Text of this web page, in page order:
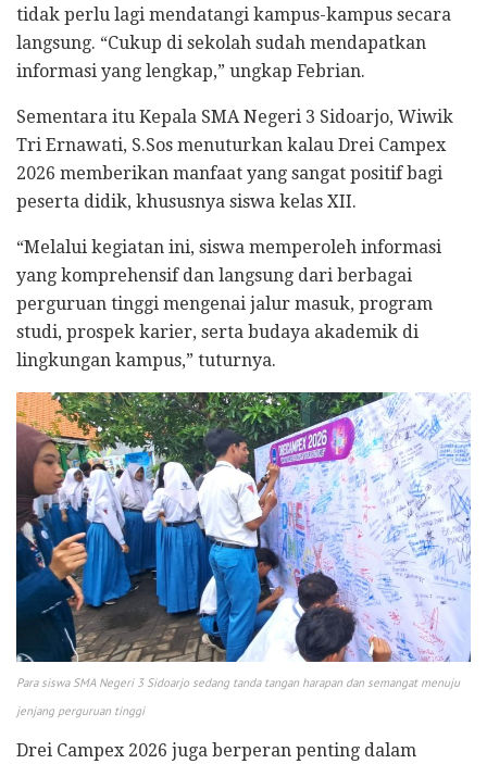
tidak perlu lagi mendatangi kampus-kampus secara
langsung. “Cukup di sekolah sudah mendapatkan
informasi yang lengkap,” ungkap Febrian.
Sementara itu Kepala SMA Negeri 3 Sidoarjo, Wiwik
Tri Ernawati, S.Sos menuturkan kalau Drei Campex
2026 memberikan manfaat yang sangat positif bagi
peserta didik, khususnya siswa kelas XII.
“Melalui kegiatan ini, siswa memperoleh informasi
yang komprehensif dan langsung dari berbagai
perguruan tinggi mengenai jalur masuk, program
studi, prospek karier, serta budaya akademik di
lingkungan kampus,” tuturnya.
Para siswa SMA Negeri 3 Sidoarjo sedang tanda tangan harapan dan semangat menuju
jenjang perguruan tinggi
Drei Campex 2026 juga berperan penting dalam